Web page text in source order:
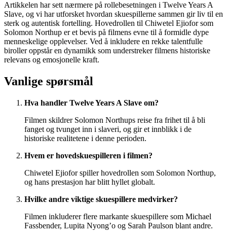
Artikkelen har sett nærmere på rollebesetningen i Twelve Years A
Slave, og vi har utforsket hvordan skuespillerne sammen gir liv til en
sterk og autentisk fortelling. Hovedrollen til Chiwetel Ejiofor som
Solomon Northup er et bevis på filmens evne til å formidle dype
menneskelige opplevelser. Ved å inkludere en rekke talentfulle
biroller oppstår en dynamikk som understreker filmens historiske
relevans og emosjonelle kraft.
Vanlige spørsmål
Hva handler Twelve Years A Slave om?
Filmen skildrer Solomon Northups reise fra frihet til å bli
fanget og tvunget inn i slaveri, og gir et innblikk i de
historiske realitetene i denne perioden.
Hvem er hovedskuespilleren i filmen?
Chiwetel Ejiofor spiller hovedrollen som Solomon Northup,
og hans prestasjon har blitt hyllet globalt.
Hvilke andre viktige skuespillere medvirker?
Filmen inkluderer flere markante skuespillere som Michael
Fassbender, Lupita Nyong’o og Sarah Paulson blant andre.